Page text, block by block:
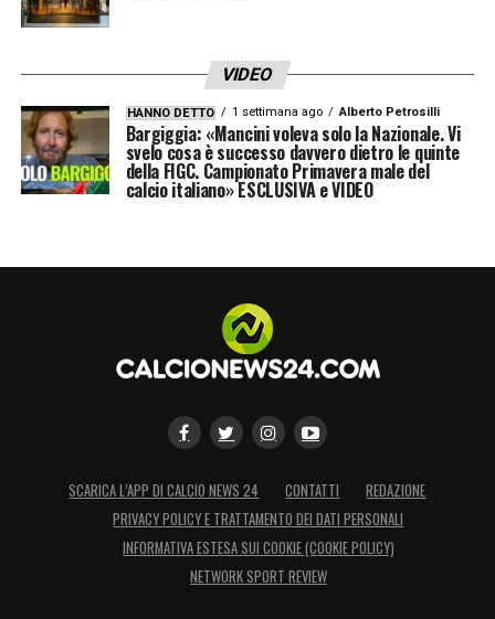
VIDEO
HANNO DETTO 1 settimana ago Alberto Petrosilli
Bargiggia: «Mancini voleva solo la Nazionale. Vi
svelo cosa è successo davvero dietro le quinte
della FIGC. Campionato Primavera male del
calcio italiano» ESCLUSIVA e VIDEO
SCARICA L’APP DI CALCIO NEWS 24 CONTATTI
REDAZIONE
PRIVACY POLICY E TRATTAMENTO DEI DATI PERSONALI
INFORMATIVA ESTESA SUI COOKIE (COOKIE POLICY)
NETWORK SPORT REVIEW